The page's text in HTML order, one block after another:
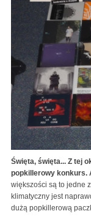
Święta, święta... Z tej
popkillerowy konkurs.
większości są to jedne
klimatyczny jest
dużą popkillerową